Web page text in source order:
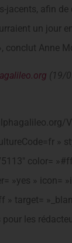
jacents, afin de
un jour
conclut Anne
(19/
»
color=
»yes » icon=
» target=
les